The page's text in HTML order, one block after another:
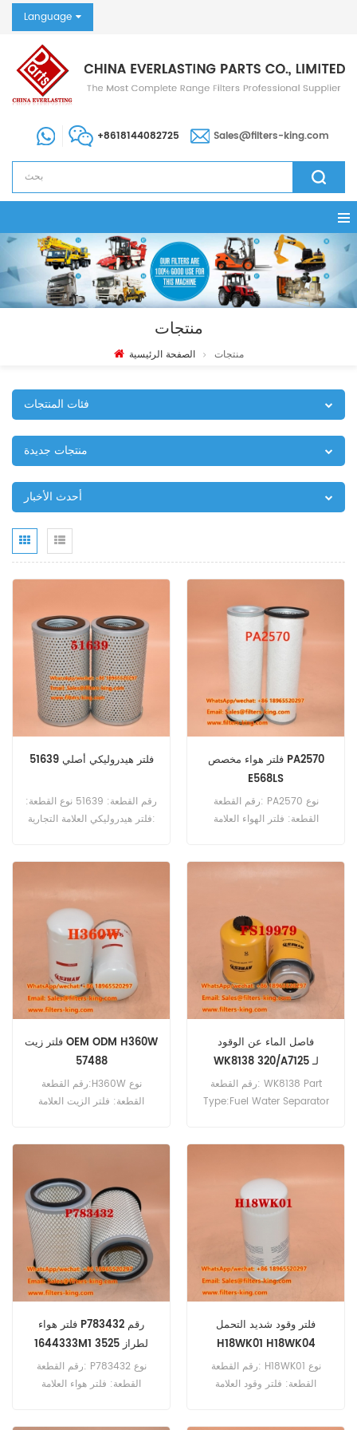
Language
+8618144082725 Sales@filters-king.com
منتجات
الصفحة الرئيسية منتجات
فئات المنتجات
منتجات جديدة
أحدث الأخبار
فلتر هيدروليكي أصلي 51639
رقم القطعة: 51639 نوع القطعة:
فلتر هيدروليكي العلامة التجارية:
فلتر هواء مخصص PA2570
E568LS
رقم القطعة: PA2570 نوع
القطعة: فلتر الهواء العلامة
فلتر زيت OEM ODM H360W
57488
رقم القطعة:H360W نوع
القطعة: فلتر الزيت العلامة
فاصل الماء عن الوقود
WK8138 320/A7125 لـ
JS200Wرقم القطعة: WK8138 Part
Type:Fuel Water Separator
For JCB 460 JS115 JS145W
JS200W JS210LC JS500.
فلتر هواء P783432 رقم
1644333M1 لطراز 3525
رقم القطعة: P783432 نوع
القطعة: فلتر هواء العلامة
فلتر وقود شديد التحمل
H18WK01 H18WK04
رقم القطعة: H18WK01 نوع
القطعة: فلتر وقود العلامة